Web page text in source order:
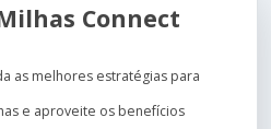
Connect
as melhores estratégias para
e aproveite os benefícios